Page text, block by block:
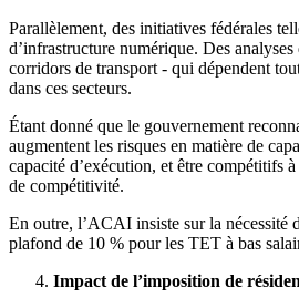
Parallèlement, des initiatives fédérales
d’infrastructure numérique. Des
corridors de transport - qui dépendent
dans ces secteurs.
Étant donné que le gouvernement
augmentent les risques en matière de
capacité d’exécution, et être compétitifs
de compétitivité.
En outre, l’ACAI insiste sur la nécessité
plafond de 10 % pour les TET à bas
Impact de l’imposition de